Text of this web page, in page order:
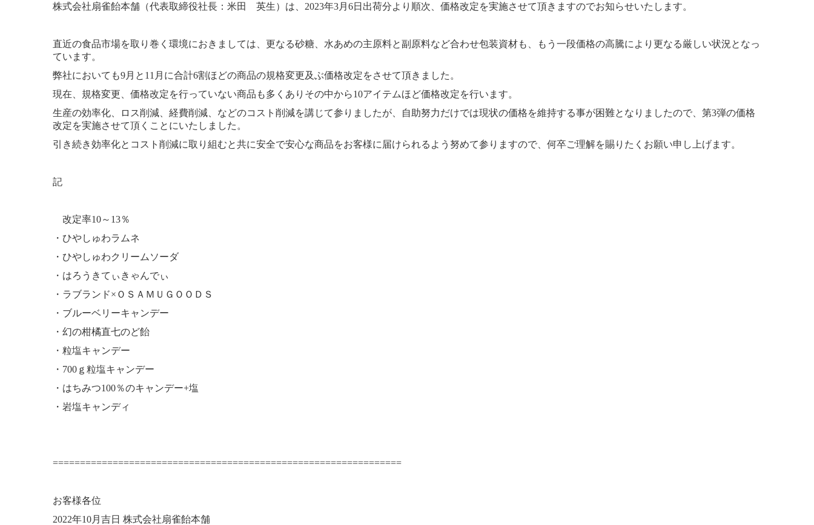
株式会社扇雀飴本舗（代表取締役社長：米田 英生）は、2023年3月6日出荷分より順次、価格改定を実施させて頂きますのでお知らせいたします。
直近の食品市場を取り巻く環境におきましては、更なる砂糖、水あめの主原料と副原料など合わせ包装資材も、もう一段価格の高騰により更なる厳しい状況となっ
ています。
弊社においても9月と11月に合計6割ほどの商品の規格変更及ぶ価格改定をさせて頂きました。
現在、規格変更、価格改定を行っていない商品も多くありその中から10アイテムほど価格改定を行います。
生産の効率化、ロス削減、経費削減、などのコスト削減を講じて参りましたが、自助努力だけでは現状の価格を維持する事が困難となりましたので、第3弾の価格
改定を実施させて頂くことにいたしました。
引き続き効率化とコスト削減に取り組むと共に安全で安心な商品をお客様に届けられるよう努めて参りますので、何卒ご理解を賜りたくお願い申し上げます。
記
改定率10～13％
・ひやしゅわラムネ
・ひやしゅわクリームソーダ
・はろうきてぃきゃんでぃ
・ラブランド×ＯＳＡＭＵＧＯＯＤＳ
・ブルーベリーキャンデー
・幻の柑橘直七のど飴
・粒塩キャンデー
・700ｇ粒塩キャンデー
・はちみつ100％のキャンデー+塩
・岩塩キャンディ
================================================================
お客様各位
2022年10月吉日 株式会社扇雀飴本舗